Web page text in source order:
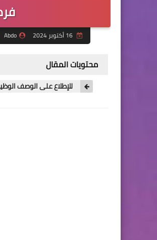
16 أكتوبر 2024 Abdo
محتويات المقال
للإطلاع على الوصف